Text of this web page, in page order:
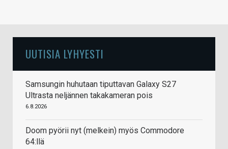
UUTISIA LYHYESTI
Samsungin huhutaan tiputtavan Galaxy S27
Ultrasta neljännen takakameran pois
6.8.2026
Doom pyörii nyt (melkein) myös Commodore
64:llä